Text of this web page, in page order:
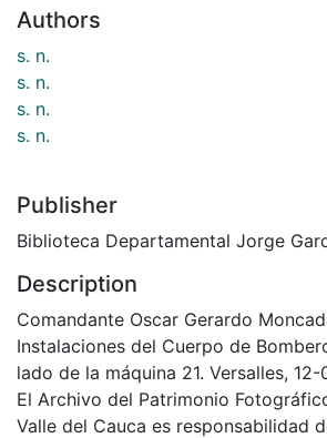
Authors
s. n.
s. n.
s. n.
s. n.
Publisher
Biblioteca Departamental Jorge
Description
Comandante Oscar Gerardo
Instalaciones del Cuerpo de
lado de la máquina 21. Versalles,
El Archivo del Patrimonio
Valle del Cauca es responsabilidad